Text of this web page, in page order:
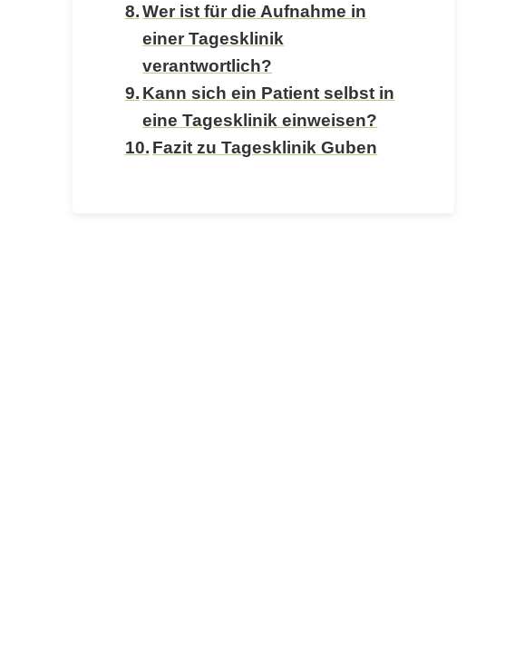
Wer ist für die Aufnahme in
einer Tagesklinik
verantwortlich?
Kann sich ein Patient selbst in
eine Tagesklinik einweisen?
Fazit zu Tagesklinik Guben